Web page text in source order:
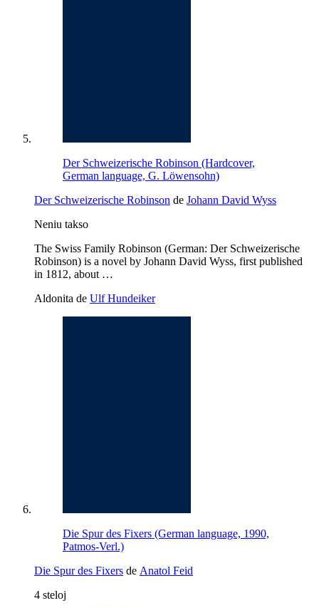
Der Schweizerische Robinson (Hardcover,
German language, G. Löwensohn)
Der Schweizerische Robinson de Johann David Wyss
Neniu takso
The Swiss Family Robinson (German: Der Schweizerische
Robinson) is a novel by Johann David Wyss, first published
in 1812, about …
Aldonita de Ulf Hundeiker
Die Spur des Fixers (German language, 1990,
Patmos-Verl.)
Die Spur des Fixers de Anatol Feid
4 steloj